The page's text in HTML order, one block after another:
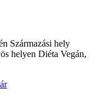
Származási hely
helyen Diéta Vegán,